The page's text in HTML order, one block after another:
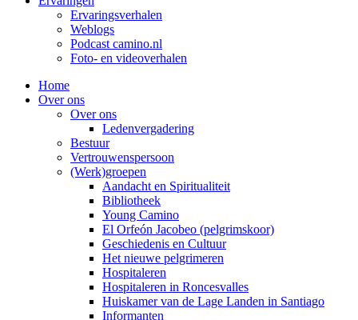
Ervaringsverhalen
Weblogs
Podcast camino.nl
Foto- en videoverhalen
Home
Over ons
Over ons
Ledenvergadering
Bestuur
Vertrouwenspersoon
(Werk)groepen
Aandacht en Spiritualiteit
Bibliotheek
Young Camino
El Orfeón Jacobeo (pelgrimskoor)
Geschiedenis en Cultuur
Het nieuwe pelgrimeren
Hospitaleren
Hospitaleren in Roncesvalles
Huiskamer van de Lage Landen in Santiago
Informanten